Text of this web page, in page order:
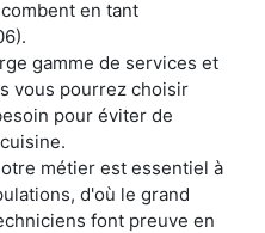
en tant
gamme de services et
vous pourrez choisir
pour éviter de
métier est essentiel à
d'où le grand
font preuve en